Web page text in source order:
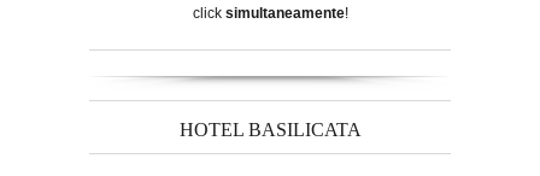
click simultaneamente!
HOTEL BASILICATA